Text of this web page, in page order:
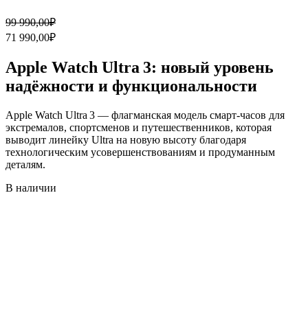
99 990,00₽
Первоначальная
цена
составляла
990,00₽.
71 990,00₽
Текущая
цена:
71
990,00₽.
Apple Watch Ultra 3: новый уровень
надёжности и функциональности
Apple Watch Ultra 3 — флагманская модель смарт‑часов для
экстремалов, спортсменов и путешественников, которая
выводит линейку Ultra на новую высоту благодаря
технологическим усовершенствованиям и продуманным
деталям.
В наличии